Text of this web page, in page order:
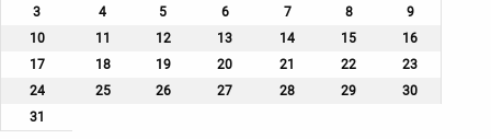
3
4 5 6 7 8
9
10
11 12 13 14 15
16
17
18 19 20 21 22
23
24
25 26 27 28 29
30
31